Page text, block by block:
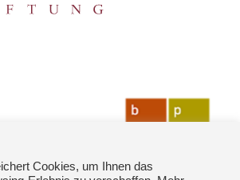
Cookies, um Ihnen das